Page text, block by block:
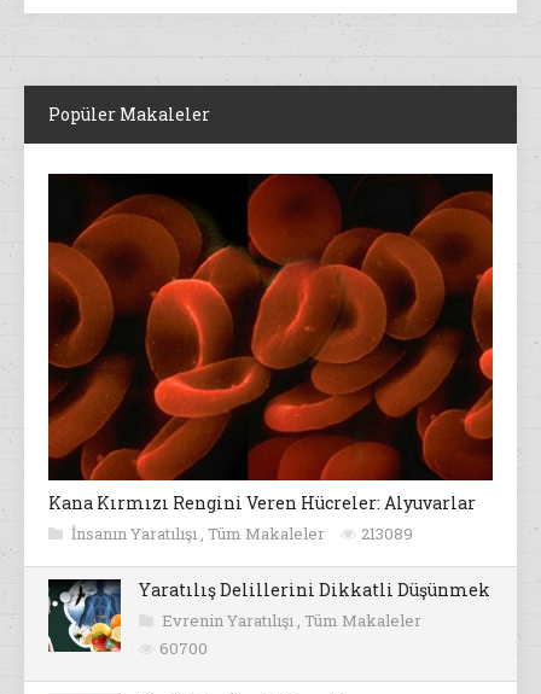
Popüler Makaleler
Kana Kırmızı Rengini Veren Hücreler: Alyuvarlar
İnsanın Yaratılışı , Tüm Makaleler 213089
Yaratılış Delillerini Dikkatli Düşünmek
Evrenin Yaratılışı , Tüm Makaleler
60700